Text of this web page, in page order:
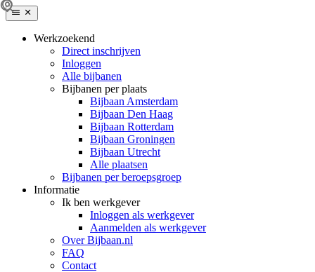
Werkzoekend
Direct inschrijven
Inloggen
Alle bijbanen
Bijbanen per plaats
Bijbaan Amsterdam
Bijbaan Den Haag
Bijbaan Rotterdam
Bijbaan Groningen
Bijbaan Utrecht
Alle plaatsen
Bijbanen per beroepsgroep
Informatie
Ik ben werkgever
Inloggen als werkgever
Aanmelden als werkgever
Over Bijbaan.nl
FAQ
Contact